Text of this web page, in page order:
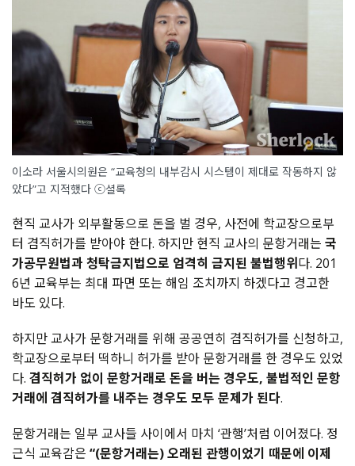
이소라 서울시의원은 “교육청의 내부감시 시스템이 제대로 작동하지 않
았다”고 지적했다 ⓒ셜록
현직 교사가 외부활동으로 돈을 벌 경우, 사전에 학교장으로부
터 겸직허가를 받아야 한다. 하지만 현직 교사의 문항거래는 국
가공무원법과 청탁금지법으로 엄격히 금지된 불법행위다. 201
6년 교육부는 최대 파면 또는 해임 조치까지 하겠다고 경고한
바도 있다.
하지만 교사가 문항거래를 위해 공공연히 겸직허가를 신청하고,
학교장으로부터 떡하니 허가를 받아 문항거래를 한 경우도 있었
다. 겸직허가 없이 문항거래로 돈을 버는 경우도, 불법적인 문항
거래에 겸직허가를 내주는 경우도 모두 문제가 된다.
문항거래는 일부 교사들 사이에서 마치 ‘관행’처럼 이어졌다. 정
근식 교육감은 “(문항거래는) 오래된 관행이었기 때문에 이제